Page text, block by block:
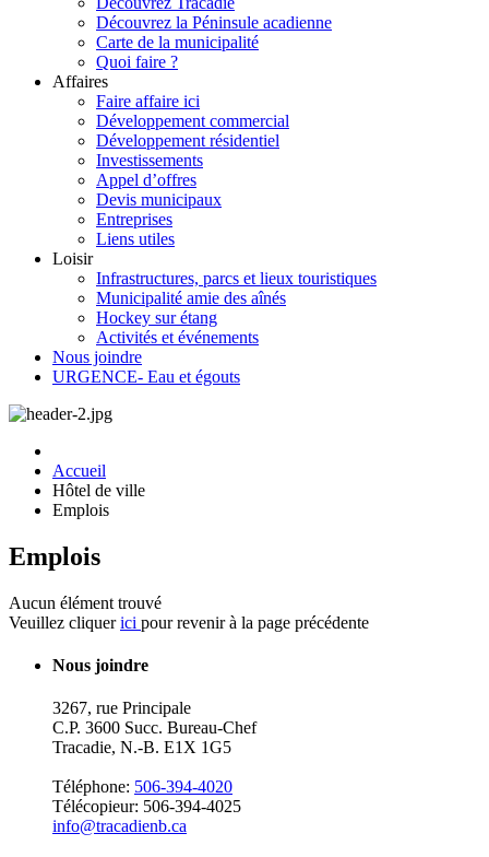
Découvrez la Péninsule acadienne
Carte de la municipalité
Quoi faire ?
Affaires
Faire affaire ici
Développement commercial
Développement résidentiel
Investissements
Appel d’offres
Devis municipaux
Entreprises
Liens utiles
Loisir
Infrastructures, parcs et lieux touristiques
Municipalité amie des aînés
Hockey sur étang
Activités et événements
Nous joindre
URGENCE- Eau et égouts
Accueil
Hôtel de ville
Emplois
Emplois
Aucun élément trouvé
Veuillez cliquerici pour revenir à la page précédente
Nous joindre
3267, rue Principale
C.P. 3600 Succ. Bureau-Chef
Tracadie, N.-B. E1X 1G5
Téléphone: 506-394-4020
Télécopieur: 506-394-4025
info@tracadienb.ca